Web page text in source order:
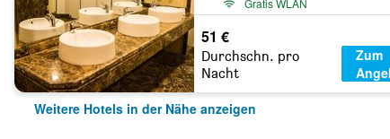
Gratis WLAN
51 €
Durchschn. pro
Nacht
Zum
Weitere Hotels in der Nähe anzeigen